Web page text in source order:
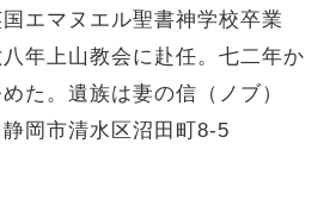
エマヌエル聖書神学校卒業
年上山教会に赴任。七二年か
た。遺族は妻の信（ノブ）
岡市清水区沼田町8-5